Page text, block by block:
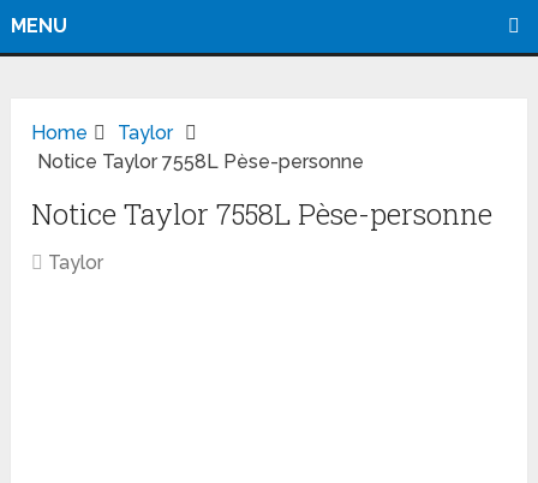
MENU
Home
Taylor
Notice Taylor 7558L Pèse-personne
Notice Taylor 7558L Pèse-personne
Taylor